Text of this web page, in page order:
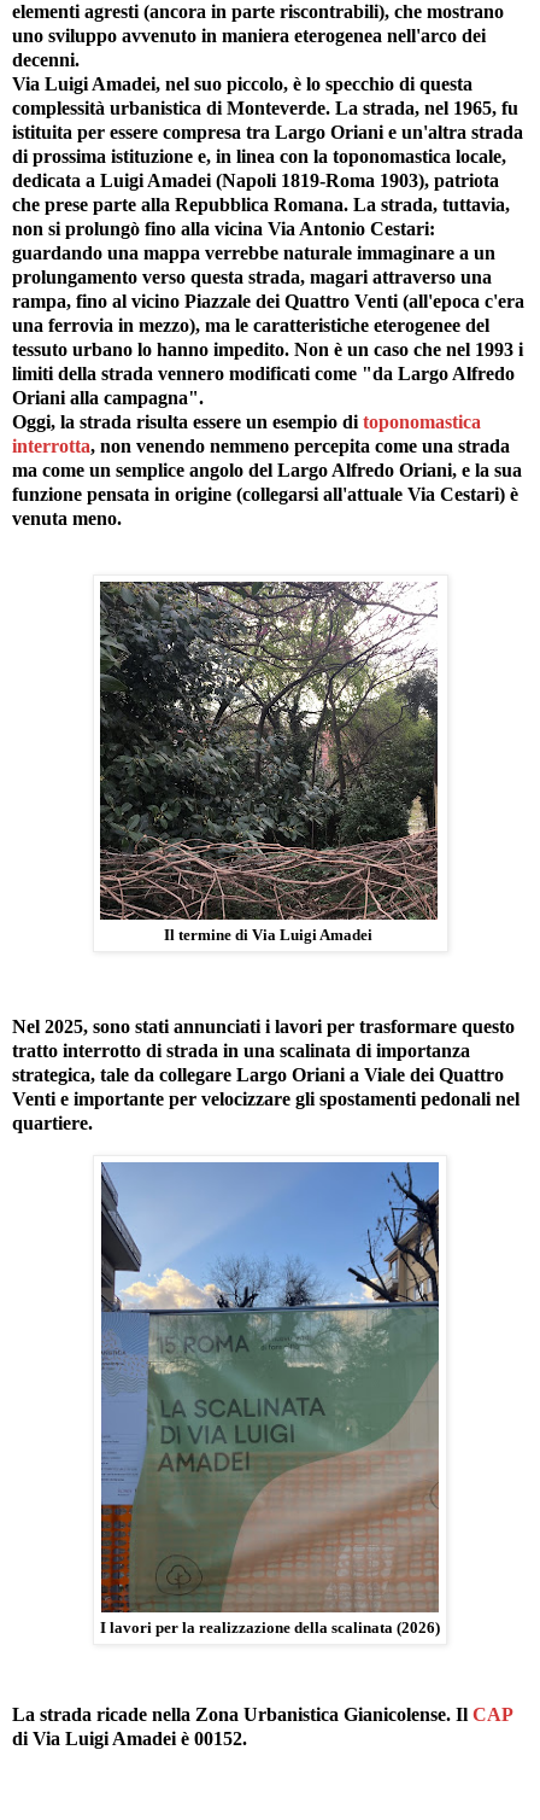
elementi agresti (ancora in parte riscontrabili), che mostrano
uno sviluppo avvenuto in maniera eterogenea nell'arco dei
decenni.
Via Luigi Amadei, nel suo piccolo, è lo specchio di questa
complessità urbanistica di Monteverde. La strada, nel 1965, fu
istituita per essere compresa tra Largo Oriani e un'altra strada
di prossima istituzione e, in linea con la toponomastica locale,
dedicata a Luigi Amadei (Napoli 1819-Roma 1903), patriota
che prese parte alla Repubblica Romana. La strada, tuttavia,
non si prolungò fino alla vicina Via Antonio Cestari:
guardando una mappa verrebbe naturale immaginare a un
prolungamento verso questa strada, magari attraverso una
rampa, fino al vicino Piazzale dei Quattro Venti (all'epoca c'era
una ferrovia in mezzo), ma le caratteristiche eterogenee del
tessuto urbano lo hanno impedito. Non è un caso che nel 1993 i
limiti della strada vennero modificati come "da Largo Alfredo
Oriani alla campagna".
Oggi, la strada risulta essere un esempio ditoponomastica
interrotta, non venendo nemmeno percepita come una strada
ma come un semplice angolo del Largo Alfredo Oriani, e la sua
funzione pensata in origine (collegarsi all'attuale Via Cestari) è
venuta meno.
Il termine di Via Luigi Amadei
Nel 2025, sono stati annunciati i lavori per trasformare questo
tratto interrotto di strada in una scalinata di importanza
strategica, tale da collegare Largo Oriani a Viale dei Quattro
Venti e importante per velocizzare gli spostamenti pedonali nel
quartiere.
I lavori per la realizzazione della scalinata (2026)
La strada ricade nella Zona Urbanistica Gianicolense. Il CAP
di Via Luigi Amadei è 00152.